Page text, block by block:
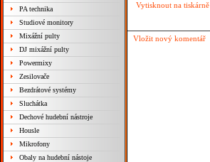
PA technika
Studiové monitory
Mixážní pulty
DJ mixážní pulty
Powermixy
Zesilovače
Bezdrátové systémy
Sluchátka
Dechové hudební nástroje
Housle
Mikrofony
Obaly na hudební nástoje
Vytisknout na tiskárně
Vložit nový komentář